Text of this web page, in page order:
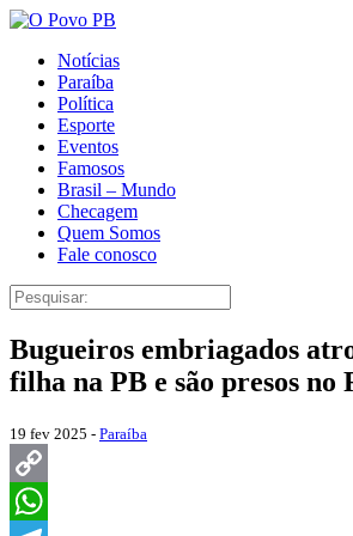
Notícias
Paraíba
Política
Esporte
Eventos
Famosos
Brasil – Mundo
Checagem
Quem Somos
Fale conosco
Bugueiros embriagados
filha na PB e são presos no
19 fev 2025 - Paraíba
Copy